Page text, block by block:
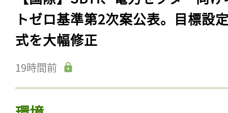
トゼロ基準第2次案公表。目標設
式を大幅修正
19時間前